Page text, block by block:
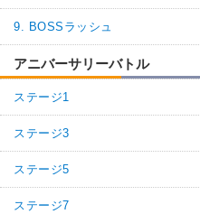
9. BOSSラッシュ
アニバーサリーバトル
ステージ1
ステージ3
ステージ5
ステージ7